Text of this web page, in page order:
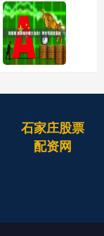
石家庄股票
配资网